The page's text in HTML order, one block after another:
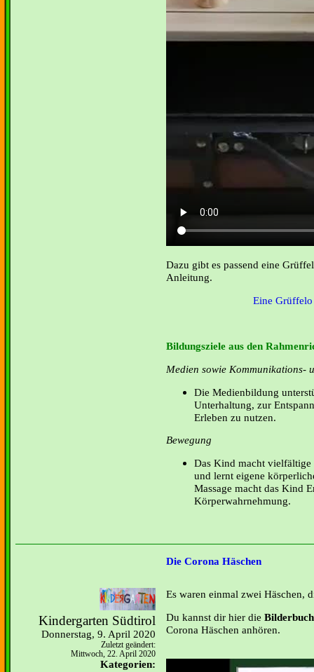
Dazu gibt es passend eine
Anleitung.
Eine
Bildungsziele aus den
Medien sowie Kommunikations-
Die Medienbildung
Unterhaltung, zur
Erleben zu nutzen.
Bewegung
Das Kind macht
und lernt eigene
Massage macht das Kind
Körperwahrnehmung.
Die Corona Häschen
Kindergarten Südtirol
Donnerstag, 9. April 2020
Zuletzt geändert:
Mittwoch, 22. April 2020
Kategorien:
Es waren einmal zwei
Du kannst dir hier die
Corona Häschen anhören.